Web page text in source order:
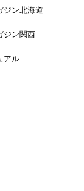
ジン北海道
ジン関西
アル